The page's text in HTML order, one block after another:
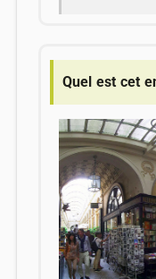
Quel est cet